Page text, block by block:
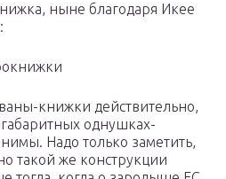
ныне благодаря Икее
книжки действительно,
однушках-
Надо только заметить,
такой же конструкции